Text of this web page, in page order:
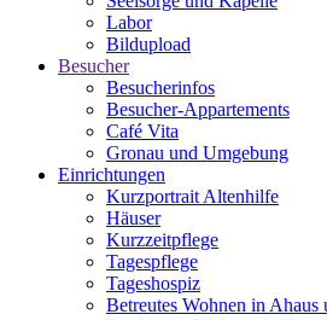
Labor
Bildupload
Besucher
Besucherinfos
Besucher-Appartements
Café Vita
Gronau und Umgebung
Einrichtungen
Kurzportrait Altenhilfe
Häuser
Kurzzeitpflege
Tagespflege
Tageshospiz
Betreutes Wohnen in Ahaus